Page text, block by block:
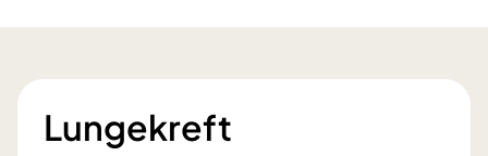
Lungekreft